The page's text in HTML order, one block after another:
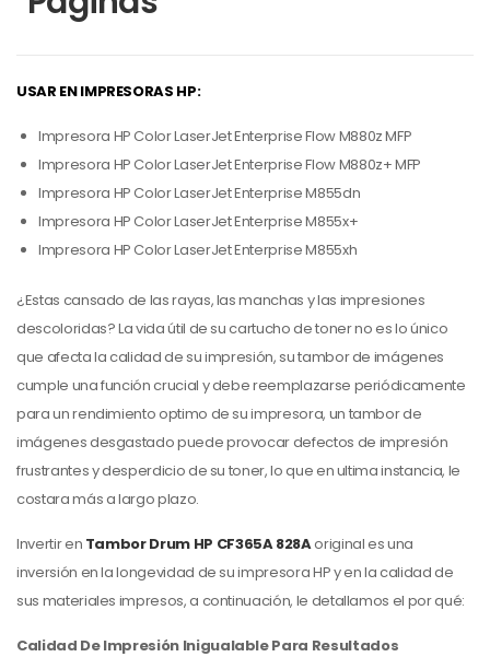
USAR EN IMPRESORAS HP:
Impresora HP Color LaserJet Enterprise Flow M880z MFP
Impresora HP Color LaserJet Enterprise Flow M880z+ MFP
Impresora HP Color LaserJet Enterprise M855dn
Impresora HP Color LaserJet Enterprise M855x+
Impresora HP Color LaserJet Enterprise M855xh
¿Estas cansado de las rayas, las manchas y las impresiones
descoloridas? La vida útil de su cartucho de toner no es lo único
que afecta la calidad de su impresión, su tambor de imágenes
cumple una función crucial y debe reemplazarse periódicamente
para un rendimiento optimo de su impresora, un tambor de
imágenes desgastado puede provocar defectos de impresión
frustrantes y desperdicio de su toner, lo que en ultima instancia, le
costara más a largo plazo.
Invertir en Tambor Drum HP CF365A 828Aoriginal es una
inversión en la longevidad de su impresora HP y en la calidad de
sus materiales impresos, a continuación, le detallamos el por qué:
Calidad De Impresión Inigualable Para Resultados